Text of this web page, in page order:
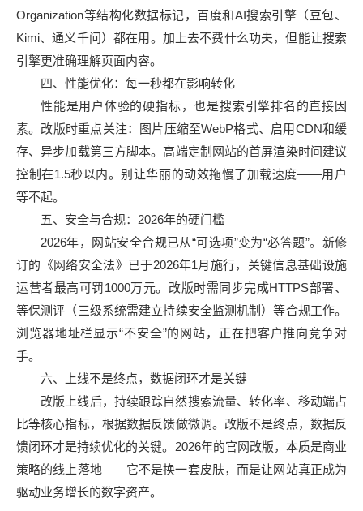
Organization等结构化数据标记，百度和AI搜索引擎（豆包、
Kimi、通义千问）都在用。加上去不费什么功夫，但能让搜索
引擎更准确理解页面内容。
四、性能优化：每一秒都在影响转化
性能是用户体验的硬指标，也是搜索引擎排名的直接因
素。改版时重点关注：图片压缩至WebP格式、启用CDN和缓
存、异步加载第三方脚本。高端定制网站的首屏渲染时间建议
控制在1.5秒以内。别让华丽的动效拖慢了加载速度——用户
等不起。
五、安全与合规：2026年的硬门槛
2026年，网站安全合规已从“可选项”变为“必答题”。新修
订的《网络安全法》已于2026年1月施行，关键信息基础设施
运营者最高可罚1000万元。改版时需同步完成HTTPS部署、
等保测评（三级系统需建立持续安全监测机制）等合规工作。
浏览器地址栏显示“不安全”的网站，正在把客户推向竞争对
手。
六、上线不是终点，数据闭环才是关键
改版上线后，持续跟踪自然搜索流量、转化率、移动端占
比等核心指标，根据数据反馈做微调。改版不是终点，数据反
馈闭环才是持续优化的关键。2026年的官网改版，本质是商业
策略的线上落地——它不是换一套皮肤，而是让网站真正成为
驱动业务增长的数字资产。